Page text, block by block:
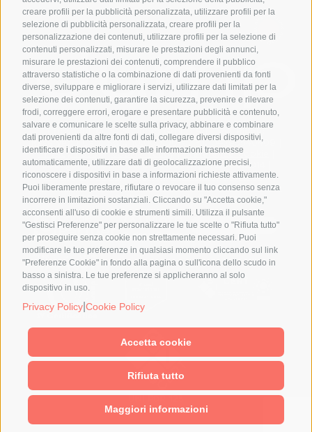
creare profili per la pubblicità personalizzata, utilizzare profili per la
selezione di pubblicità personalizzata, creare profili per la
personalizzazione dei contenuti, utilizzare profili per la selezione di
contenuti personalizzati, misurare le prestazioni degli annunci,
misurare le prestazioni dei contenuti, comprendere il pubblico
attraverso statistiche o la combinazione di dati provenienti da fonti
diverse, sviluppare e migliorare i servizi, utilizzare dati limitati per la
selezione dei contenuti, garantire la sicurezza, prevenire e rilevare
frodi, correggere errori, erogare e presentare pubblicità e contenuto,
salvare e comunicare le scelte sulla privacy, abbinare e combinare
dati provenienti da altre fonti di dati, collegare diversi dispositivi,
identificare i dispositivi in base alle informazioni trasmesse
automaticamente, utilizzare dati di geolocalizzazione precisi,
riconoscere i dispositivi in base a informazioni richieste attivamente.
Puoi liberamente prestare, rifiutare o revocare il tuo consenso senza
incorrere in limitazioni sostanziali. Cliccando su "Accetta cookie,"
acconsenti all'uso di cookie e strumenti simili. Utilizza il pulsante
"Gestisci Preferenze" per personalizzare le tue scelte o "Rifiuta tutto"
per proseguire senza cookie non strettamente necessari. Puoi
modificare le tue preferenze in qualsiasi momento cliccando sul link
"Preferenze Cookie" in fondo alla pagina o sull'icona dello scudo in
basso a sinistra. Le tue preferenze si applicheranno al solo
dispositivo in uso.
Privacy Policy Cookie Policy
Accetta cookie
Rifiuta tutto
Maggiori informazioni
THINK AHEAD THINK AHEAD
Copyright © 2024 Jump Group Srl – All Rights
Reserved | Cap. Soc. 10.000,00 €. P.I. 04293540409 |
Privacy Policy|Cookie Policy|Preferenze Cookie
Obbligo Trasparenza L. 124/2017|SA8000:2014
Politica ISO9001 |Segnalazioni Whistleblowing|
Responsabilità di comunicazione dei beneficiari 2021-
2027 |Politica di parità di genere